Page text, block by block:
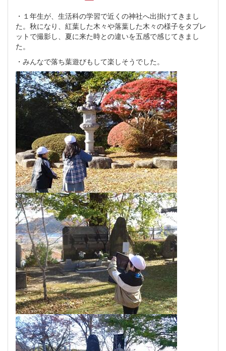
・１年生が、生活科の学習で近くの神社へ出掛けてきまし
た。秋になり、紅葉した木々や落葉した木々の様子をタブレ
ットで撮影し、夏に来た時との違いを五感で感じてきまし
た。
・みんなで落ち葉遊びもして楽しそうでした。